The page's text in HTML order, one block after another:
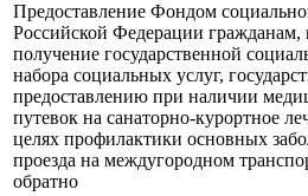
Предоставление Фондом
Российской Федерации
получение государственной
набора социальных услуг,
предоставлению при наличии
путевок на санаторно-курортное
целях профилактики основных
проезда на междугородном
обратно